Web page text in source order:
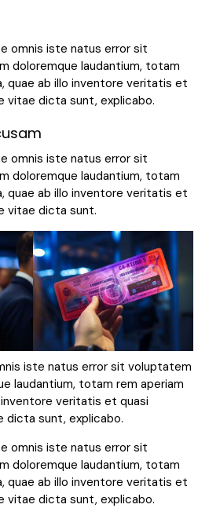
omnis iste natus error sit
doloremque laudantium, totam
quae ab illo inventore veritatis et
vitae dicta sunt, explicabo.
omnis iste natus error sit
doloremque laudantium, totam
quae ab illo inventore veritatis et
vitae dicta sunt.
iste natus error sit voluptatem
laudantium, totam rem aperiam
veritatis et quasi
sunt, explicabo.
omnis iste natus error sit
doloremque laudantium, totam
quae ab illo inventore veritatis et
vitae dicta sunt, explicabo.